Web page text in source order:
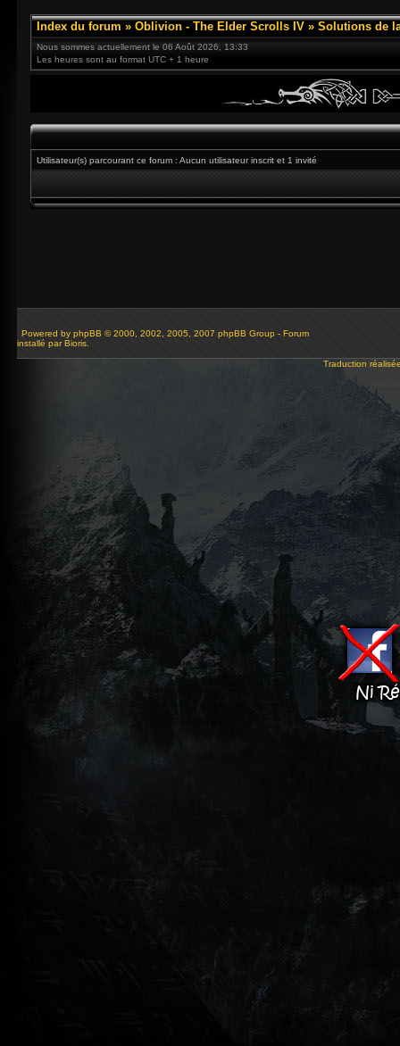
Index du forum » Oblivion - The Elder Scrolls IV » Solutions de
Nous sommes actuellement le 06 Août 2026, 13:33
Les heures sont au format UTC + 1 heure
Utilisateur(s) parcourant ce forum : Aucun utilisateur inscrit et 1 invité
Powered by phpBB © 2000, 2002, 2005, 2007 phpBB Group - Forum
installé par Bioris.
Traduction